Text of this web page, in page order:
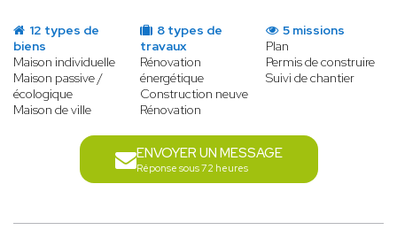
12 types de
biens
Maison individuelle
Maison passive /
écologique
Maison de ville
8 types de
travaux
Rénovation
énergétique
Construction neuve
Rénovation
5 missions
Plan
Permis de construire
Suivi de chantier
ENVOYER UN MESSAGE
Réponse sous 72 heures